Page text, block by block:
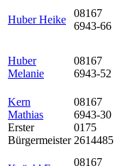
Huber Heike
08167
6943-66
Huber
Melanie
08167
6943-52
Kern
Mathias
Erster
Bürgermeister
08167
6943-30
0175
2614485
08167